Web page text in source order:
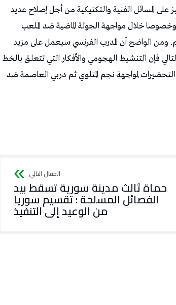
على المسائل الفنية والتكتيكية من أجل إصلاح عديد
وخصوصا خلال مواجهة الجولة الماضية ضد الملعب
ومن الواضح أن المدرب الفرنسي سيعمل على مزيد
فإن التنشيط الهجومي والأفكار التي تتعلق بالخط
لمواجهة نجم المتلوي ثم دربي العاصمة ضد
حماة ثالث مدينة سورية تسقط بيد
الفصائل المسلحة : تقسيم سوريا
من الوعيد إلى التنفيذ